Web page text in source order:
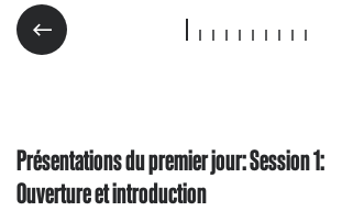
Présentations du premier jour: Session 1:
Ouverture et introduction